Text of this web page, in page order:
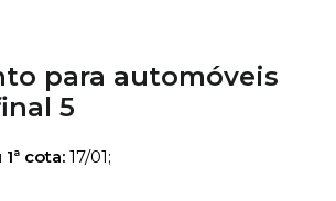
para automóveis
5
cota: 17/01;